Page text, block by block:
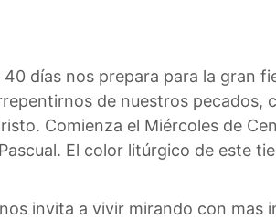
días nos prepara para la gran
de nuestros pecados,
Comienza el Miércoles de
El color litúrgico de este
invita a vivir mirando con mas